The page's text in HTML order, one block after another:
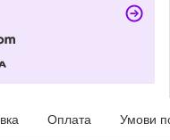
Оплата Умови